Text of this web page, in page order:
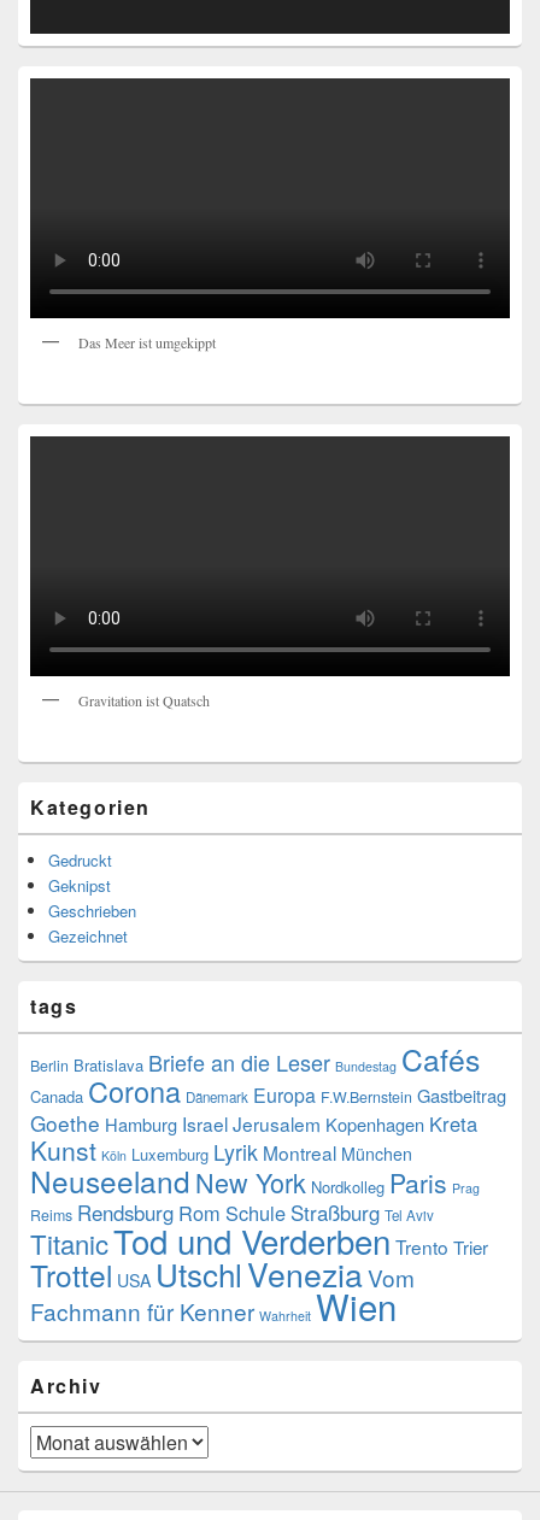
Das Meer ist umgekippt
Gravitation ist Quatsch
Kategorien
Gedruckt
Geknipst
Geschrieben
Gezeichnet
tags
Berlin Bratislava Briefe an die Leser Bundestag Cafés
Canada Corona Dänemark Europa F.W.Bernstein Gastbeitrag
Goethe Hamburg IsraelJerusalem Kopenhagen Kreta
Kunst Köln Luxemburg Lyrik Montreal München
Neuseeland New York Nordkolleg Paris Prag
Reims Rendsburg Rom Schule Straßburg Tel Aviv
TitanicTod und Verderben Trento Trier
Trottel USA UtschlVeneziaVom
Fachmann für Kenner Wahrheit Wien
Archiv
Archiv